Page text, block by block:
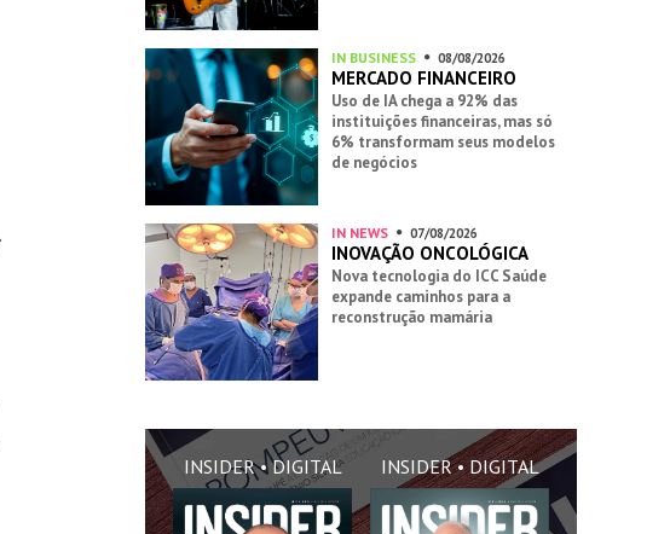
IN BUSINESS 08/08/2026
MERCADO FINANCEIRO
Uso de IA chega a 92% das
instituições financeiras, mas só
6% transformam seus modelos
de negócios
IN NEWS 07/08/2026
INOVAÇÃO ONCOLÓGICA
Nova tecnologia do ICC Saúde
expande caminhos para a
reconstrução mamária
INSIDER • DIGITAL INSIDER • DIGITAL